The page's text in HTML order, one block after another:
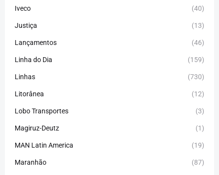
Iveco (40)
Justiça (13)
Lançamentos (46)
Linha do Dia (159)
Linhas (730)
Litorânea (12)
Lobo Transportes (3)
Magiruz-Deutz (1)
MAN Latin America (19)
Maranhão (87)